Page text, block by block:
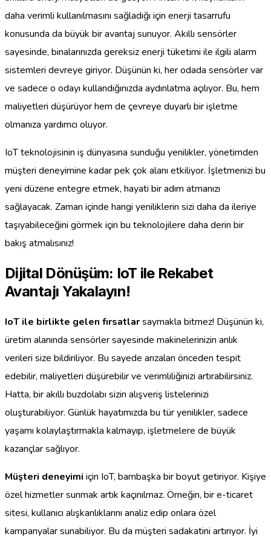
daha verimli kullanılmasını sağladığı için enerji tasarrufu
konusunda da büyük bir avantaj sunuyor. Akıllı sensörler
sayesinde, binalarınızda gereksiz enerji tüketimi ile ilgili alarm
sistemleri devreye giriyor. Düşünün ki, her odada sensörler var
ve sadece o odayı kullandığınızda aydınlatma açılıyor. Bu, hem
maliyetleri düşürüyor hem de çevreye duyarlı bir işletme
olmanıza yardımcı oluyor.
IoT teknolojisinin iş dünyasına sunduğu yenilikler, yönetimden
müşteri deneyimine kadar pek çok alanı etkiliyor. İşletmenizi bu
yeni düzene entegre etmek, hayati bir adım atmanızı
sağlayacak. Zaman içinde hangi yeniliklerin sizi daha da ileriye
taşıyabileceğini görmek için bu teknolojilere daha derin bir
bakış atmalısınız!
Dijital Dönüşüm: IoT ile Rekabet
Avantajı Yakalayın!
IoT ile birlikte gelen fırsatlarsaymakla bitmez! Düşünün ki,
üretim alanında sensörler sayesinde makinelerinizin anlık
verileri size bildiriliyor. Bu sayede arızaları önceden tespit
edebilir, maliyetleri düşürebilir ve verimliliğinizi artırabilirsiniz.
Hatta, bir akıllı buzdolabı sizin alışveriş listelerinizi
oluşturabiliyor. Günlük hayatımızda bu tür yenilikler, sadece
yaşamı kolaylaştırmakla kalmayıp, işletmelere de büyük
kazançlar sağlıyor.
Müşteri deneyimi için IoT, bambaşka bir boyut getiriyor. Kişiye
özel hizmetler sunmak artık kaçınılmaz. Örneğin, bir e-ticaret
sitesi, kullanıcı alışkanlıklarını analiz edip onlara özel
kampanyalar sunabiliyor. Bu da müşteri sadakatini artırıyor. İyi